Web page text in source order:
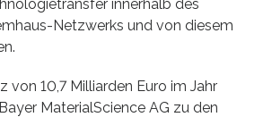
innerhalb des
Netzwerks und von diesem
von 10,7 Milliarden Euro im Jahr
MaterialScience AG zu den